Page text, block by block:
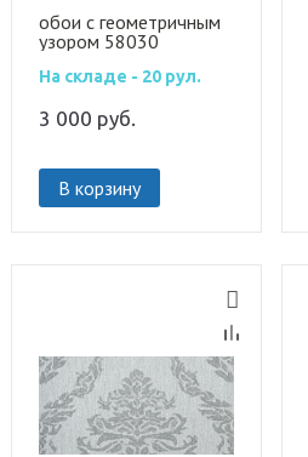
обои с геометричным
узором 58030
На складе - 20 рул.
3 000 руб.
В корзину